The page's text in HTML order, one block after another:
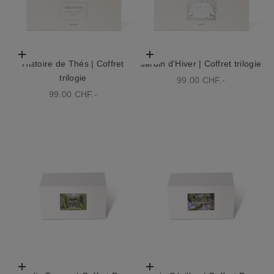
Choisir les options
Histoire de Thés | Coffret
trilogie
Prix de vente
99.00 CHF.-
Choisir les options
Jardin d'Hiver | Coffret trilogie
Prix de vente
99.00 CHF.-
Choisir les options Choisir les options